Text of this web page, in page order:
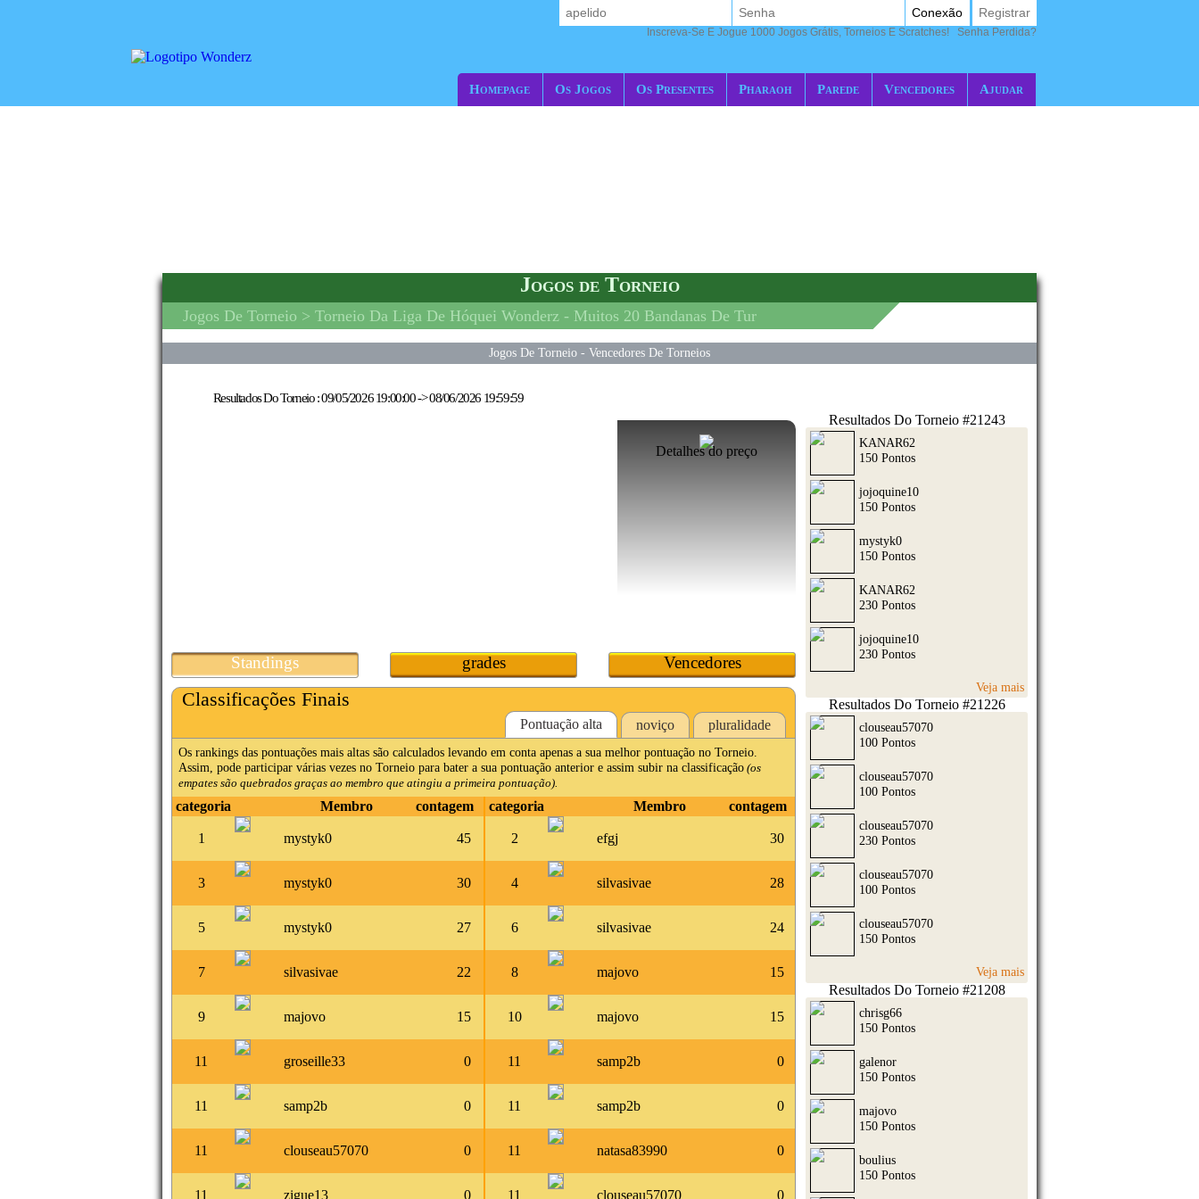
Homepage Os Jogos Os Presentes Pharaoh Parede Vencedores Ajudar
Conexão Registrar
Inscreva-Se E Jogue 1000 Jogos Grátis, Torneios E Scratches! Senha Perdida?
Jogos de Torneio
Jogos De Torneio > Torneio Da Liga De Hóquei Wonderz - Muitos 20 Bandanas De Tur
Jogos De Torneio - Vencedores De Torneios
Resultados Do Torneio :09/05/2026 19:00:00->08/06/2026 19:59:59
Detalhes do preço
Standings grades Vencedores
Classificações Finais
Pontuação alta noviço pluralidade
Os rankings das pontuações mais altas são calculados levando em conta apenas a sua melhor pontuação no Torneio.
Assim, pode participar várias vezes no Torneio para bater a sua pontuação anterior e assim subir na classificação (os
empates são quebrados graças ao membro que atingiu a primeira pontuação).
categoria Membro contagem categoria Membro contagem
1 mystyk0 45 2 efgj 30
3 mystyk0 30 4 silvasivae 28
5 mystyk0 27 6 silvasivae 24
7 silvasivae 22 8 majovo 15
9 majovo 15 10 majovo 15
11 groseille33 0 11 samp2b 0
11 samp2b 0 11 samp2b 0
11 clouseau57070 0 11 natasa83990 0
11 zigue13 0 11 clouseau57070 0
Resultados Do Torneio #21243
KANAR62
150 Pontos
jojoquine10
150 Pontos
mystyk0
150 Pontos
KANAR62
230 Pontos
jojoquine10
230 Pontos
Veja mais
Resultados Do Torneio #21226
clouseau57070
100 Pontos
clouseau57070
100 Pontos
clouseau57070
230 Pontos
clouseau57070
100 Pontos
clouseau57070
150 Pontos
Veja mais
Resultados Do Torneio #21208
chrisg66
150 Pontos
galenor
150 Pontos
majovo
150 Pontos
boulius
150 Pontos